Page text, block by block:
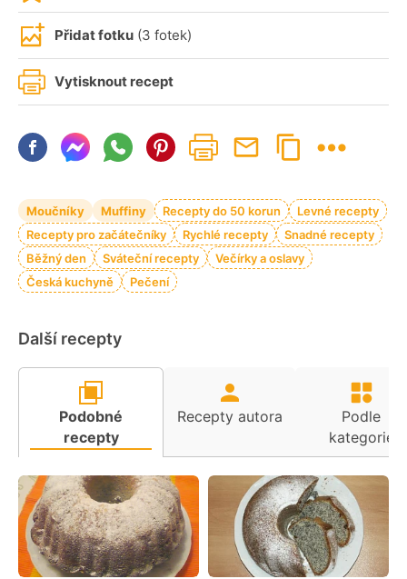
Přidat fotku (3 fotek)
Vytisknout recept
Moučníky Muffiny Recepty do 50 korun
Levné recepty
Recepty pro začátečníky
Rychlé recepty
Snadné recepty
Běžný den
Sváteční recepty
Večírky a oslavy
Česká kuchyně
Pečení
Další recepty
Podobné
recepty
Recepty autora
Podle
kategorie